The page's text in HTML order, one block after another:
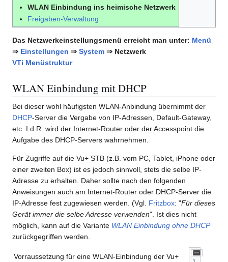
WLAN Einbindung ins heimische Netzwerk
Freigaben-Verwaltung
Das Netzwerkeinstellungsmenü erreicht man unter: Menü
⇒ Einstellungen ⇒ System ⇒ Netzwerk
VTi Menüstruktur
WLAN Einbindung mit DHCP
Bei dieser wohl häufigsten WLAN-Anbindung übernimmt der
DHCP-Server die Vergabe von IP-Adressen, Default-Gateway,
etc. I.d.R. wird der Internet-Router oder der Accesspoint die
Aufgabe des DHCP-Servers wahrnehmen.
Für Zugriffe auf die Vu+ STB (z.B. vom PC, Tablet, iPhone oder
einer zweiten Box) ist es jedoch sinnvoll, stets die selbe IP-
Adresse zu erhalten. Daher sollte nach den folgenden
Anweisungen auch am Internet-Router oder DHCP-Server die
IP-Adresse fest zugewiesen werden. (Vgl. Fritzbox: "Für dieses
Gerät immer die selbe Adresse verwenden". Ist dies nicht
möglich, kann auf die Variante WLAN Einbindung ohne DHCP
zurückgegriffen werden.
Vorraussetzung für eine WLAN-Einbindung der Vu+